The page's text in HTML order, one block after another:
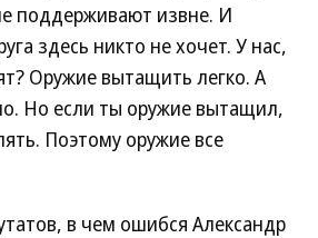
поддерживают извне. И
здесь никто не хочет. У нас,
Оружие вытащить легко. А
Но если ты оружие вытащил,
Поэтому оружие все
в чем ошибся Александр